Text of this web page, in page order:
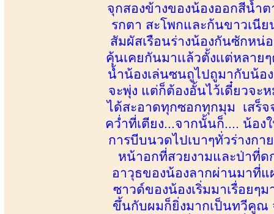
จุกสองข้างของน้องออกสีน้ำ
รกตา สะโพกและก้นขาวเนี
สัมผัสเรือนร่างน้องกันซักหน่
คุ้นเคยกันมาเเล้วตั้งเเต่หล
น้ำน้องเล่นซนถูไปถูมากับน้อ
จะพุ่ง แต่ก็ต้องอั้นไว้เดี๋ยวจ
ได้สะอาดทุกซอกทุกมุม เสร็
คว่ำที่เตียง...จากนั้นก็.... น้อง
การบีบนวดไปเบาๆทั่วร่างกา
หน้าอกที่สวยงามและป่าที่
อาวุธของน้องลากผ่านมาที่แ
ซาวด์ของน้องเริ่มมาเรื่อยๆ
ขึ้นกับผมก็ยิ่งมากเป็นทวีคูณ